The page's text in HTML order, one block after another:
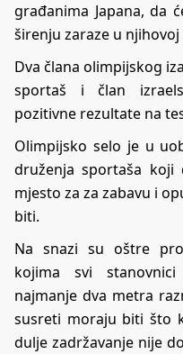
građanima Japana, da
širenju zaraze u njihovoj
Dva člana olimpijskog
sportaš i član
pozitivne rezultate na
Olimpijsko selo je u
druženja sportaša koji
mjesto za za zabavu i
biti.
Na snazi su oštre
kojima svi
najmanje dva metra
susreti moraju biti što
dulje zadržavanje nije